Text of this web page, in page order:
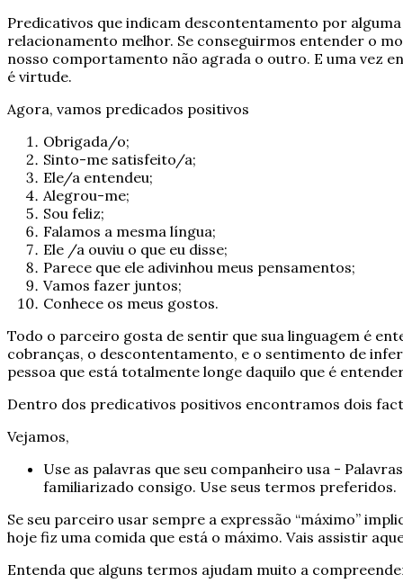
Predicativos que indicam descontentamento por
relacionamento melhor. Se conseguirmos entender o
nosso comportamento não agrada o outro. E uma vez
é virtude.
Agora, vamos predicados positivos
Obrigada/o;
Sinto-me satisfeito/a;
Ele/a entendeu;
Alegrou-me;
Sou feliz;
Falamos a mesma língua;
Ele /a ouviu o que eu disse;
Parece que ele adivinhou meus pensamentos;
Vamos fazer juntos;
Conhece os meus gostos.
Todo o parceiro gosta de sentir que sua linguagem é
cobranças, o descontentamento, e o sentimento de
pessoa que está totalmente longe daquilo que é
Dentro dos predicativos positivos encontramos dois
Vejamos,
Use as palavras que seu companheiro usa -
familiarizado consigo. Use seus termos preferidos.
Se seu parceiro usar sempre a expressão “máximo”
hoje fiz uma comida que está o máximo. Vais assistir
Entenda que alguns termos ajudam muito a